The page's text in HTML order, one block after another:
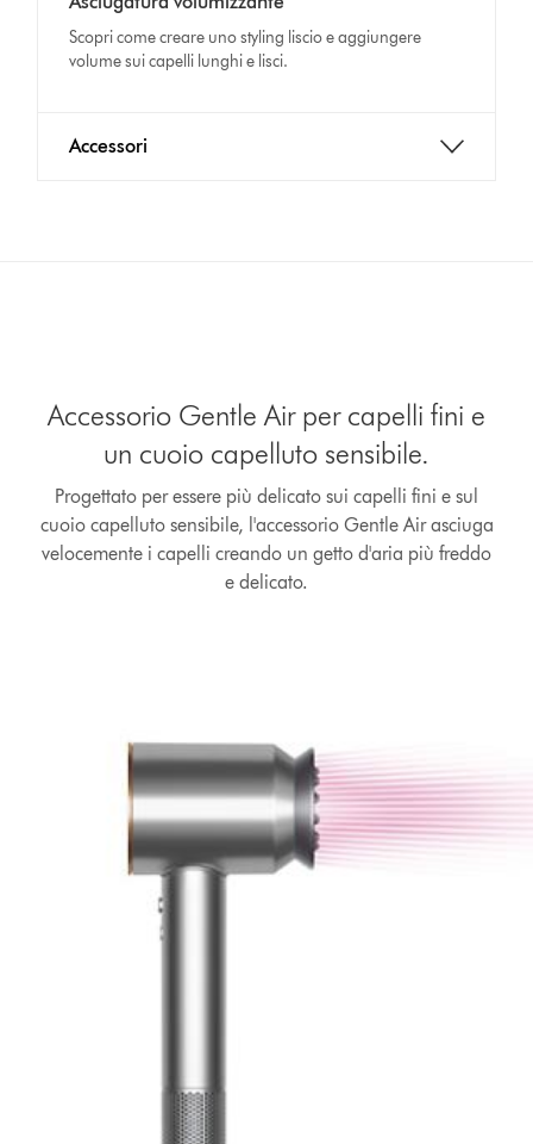
Scopri come creare uno styling liscio e aggiungere
volume sui capelli lunghi e lisci.
Accessori
Accessorio Gentle Air per capelli fini e
un cuoio capelluto sensibile.
Progettato per essere più delicato sui capelli fini e sul
cuoio capelluto sensibile, l'accessorio Gentle Air asciuga
velocemente i capelli creando un getto d'aria più freddo
e delicato.